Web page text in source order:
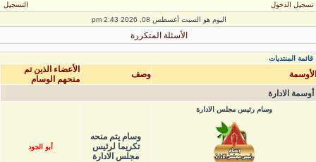
تسجيل الدخول
التسجيل
اليوم هو السبت أغسطس 08, 2026 2:43 pm
الأسئلة المتكررة
قائمة المنتديات
الأوسمة وصف
الأعضاء الذين تم
منحهم الوسام
أوسمة الادارة
وسام رئيس مجلس الادارة
وسام يتم منحه
تكريما لرئيس
مجلس الادارة
أبو الجود